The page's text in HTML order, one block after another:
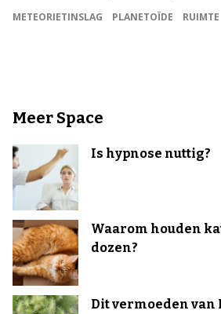
METEORIETINSLAG
PLANETOÏDE RUIMTE
Meer Space
Is hypnose nuttig?
Waarom houden
dozen?
Dit vermoeden van